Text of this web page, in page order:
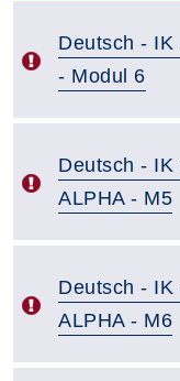
Deutsch - IK
- Modul 6
Deutsch - IK
ALPHA - M5
Deutsch - IK
ALPHA - M6